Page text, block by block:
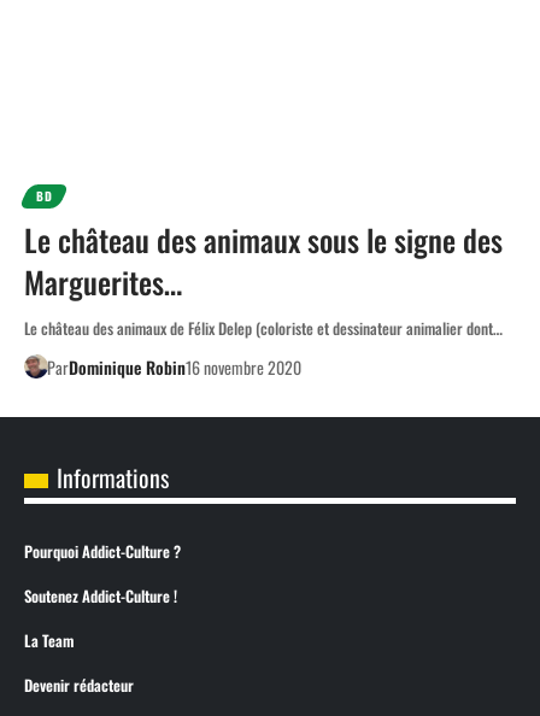
BD
Le château des animaux sous le signe des
Marguerites…
Le château des animaux de Félix Delep (coloriste et dessinateur animalier dont…
ParDominique Robin16 novembre 2020
Informations
Pourquoi Addict-Culture ?
Soutenez Addict-Culture !
La Team
Devenir rédacteur